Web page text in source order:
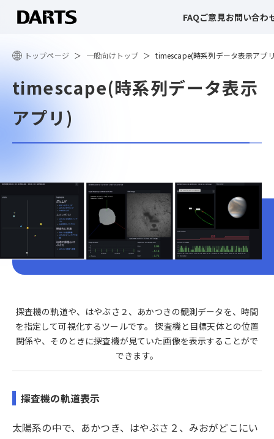
FAQご意見お問い合わ
トップページ 一般向けトップ timescape(時系列データ表示アプ
timescape(時系列データ表示
アプリ)
探査機の軌道や、はやぶさ２、あかつきの観測データを、時間
を指定して可視化するツールです。 探査機と目標天体との位置
関係や、そのときに探査機が見ていた画像を表示することがで
できます。
探査機の軌道表示
太陽系の中で、あかつき、はやぶさ２、みおがどこにい